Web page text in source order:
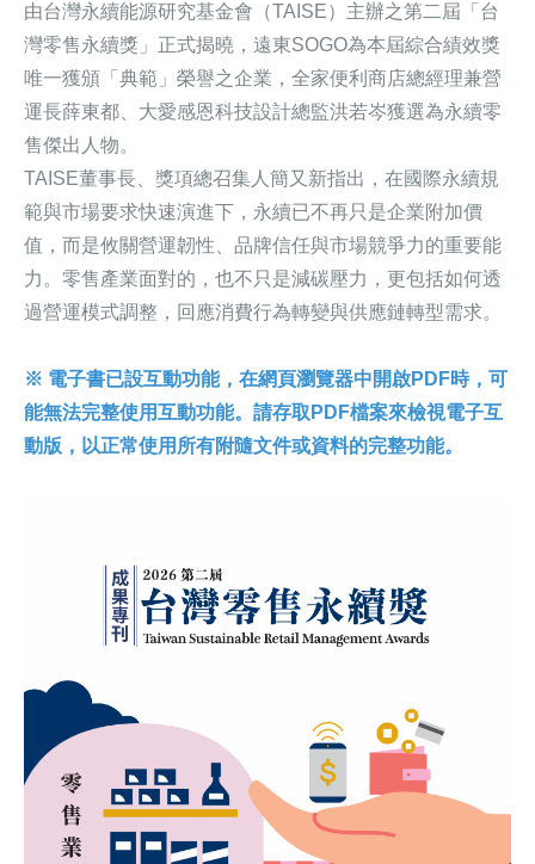
由台灣永續能源研究基金會（TAISE）主辦之第二屆「台
灣零售永續獎」正式揭曉，遠東SOGO為本屆綜合績效獎
唯一獲頒「典範」榮譽之企業，全家便利商店總經理兼營
運長薛東都、大愛感恩科技設計總監洪若岑獲選為永續零
售傑出人物。
TAISE董事長、獎項總召集人簡又新指出，在國際永續規
範與市場要求快速演進下，永續已不再只是企業附加價
值，而是攸關營運韌性、品牌信任與市場競爭力的重要能
力。零售產業面對的，也不只是減碳壓力，更包括如何透
過營運模式調整，回應消費行為轉變與供應鏈轉型需求。
※ 電子書已設互動功能，在網頁瀏覽器中開啟PDF時，可
能無法完整使用互動功能。請存取PDF檔案來檢視電子互
動版，以正常使用所有附隨文件或資料的完整功能。